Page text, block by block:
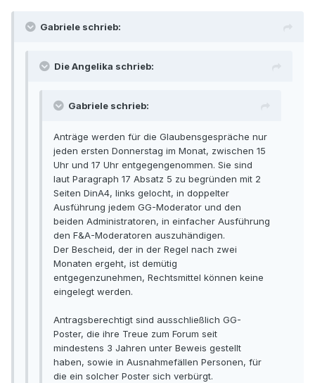
Gabriele schrieb:
Die Angelika schrieb:
Gabriele schrieb:
Anträge werden für die Glaubensgespräche nur
jeden ersten Donnerstag im Monat, zwischen 15
Uhr und 17 Uhr entgegengenommen. Sie sind
laut Paragraph 17 Absatz 5 zu begründen mit 2
Seiten DinA4, links gelocht, in doppelter
Ausführung jedem GG-Moderator und den
beiden Administratoren, in einfacher Ausführung
den F&A-Moderatoren auszuhändigen.
Der Bescheid, der in der Regel nach zwei
Monaten ergeht, ist demütig
entgegenzunehmen, Rechtsmittel können keine
eingelegt werden.
Antragsberechtigt sind ausschließlich GG-
Poster, die ihre Treue zum Forum seit
mindestens 3 Jahren unter Beweis gestellt
haben, sowie in Ausnahmefällen Personen, für
die ein solcher Poster sich verbürgt.